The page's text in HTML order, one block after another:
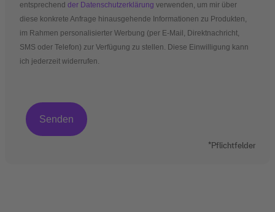
entsprechend der Datenschutzerklärung verwenden, um mir über
diese konkrete Anfrage hinausgehende Informationen zu Produkten,
im Rahmen personalisierter Werbung (per E-Mail, Direktnachricht,
SMS oder Telefon) zur Verfügung zu stellen. Diese Einwilligung kann
ich jederzeit widerrufen.
*Pflichtfelder